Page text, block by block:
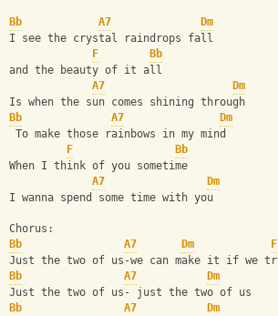
Bb A7
Dm
I see the crystal raindrops fall
F
Bb
and the beauty of it all
A7
Dm
Is when the sun comes shining through
Bb
A7
Dm
To make those rainbows in my mind
F
Bb
When I think of you sometime
A7
Dm
I wanna spend some time with you
Chorus:
Bb
A7 Dm
F
Just the two of us-we can make it if we
Bb
A7
Dm
Just the two of us- just the two of us
Bb
A7 Dm